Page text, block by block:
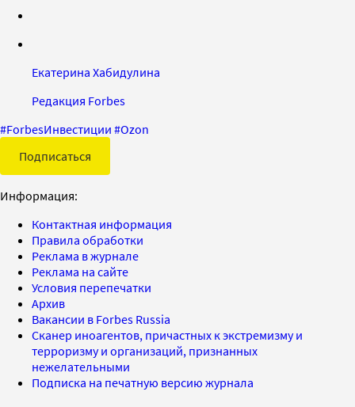
Екатерина Хабидулина
Редакция Forbes
#ForbesИнвестиции #Ozon
Подписаться
Информация:
Контактная информация
Правила обработки
Реклама в журнале
Реклама на сайте
Условия перепечатки
Архив
Вакансии в Forbes Russia
Сканер иноагентов, причастных к экстремизму и
терроризму и организаций, признанных
нежелательными
Подписка на печатную версию журнала